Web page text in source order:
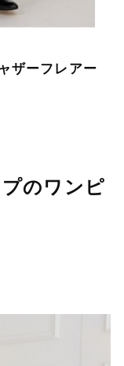
ザーフレアー
のワンピ